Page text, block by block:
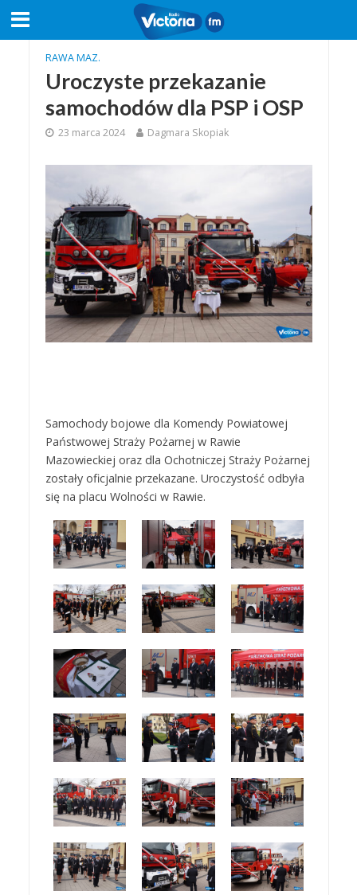
RAWA MAZ.
Uroczyste przekazanie
samochodów dla PSP i OSP
23 marca 2024 Dagmara Skopiak
Samochody bojowe dla Komendy Powiatowej
Państwowej Straży Pożarnej w Rawie
Mazowieckiej oraz dla Ochotniczej Straży Pożarnej
zostały oficjalnie przekazane. Uroczystość odbyła
się na placu Wolności w Rawie.